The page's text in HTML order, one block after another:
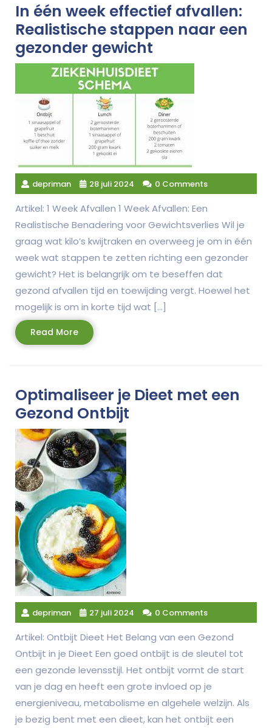
In één week effectief afvallen:
Realistische stappen naar een
gezonder gewicht
depriman 28 juli 2024 0 Comments
Artikel: 1 Week Afvallen 1 Week Afvallen: Een
Realistische Benadering voor Gewichtsverlies Wil je
graag wat kilo’s kwijtraken en overweeg je om in één
week wat stappen te zetten richting een gezonder
gewicht? Het is belangrijk om te beseffen dat
gezond afvallen tijd en toewijding vergt. Hoewel het
mogelijk is om in korte tijd wat […]
Read MoreRead
More
Optimaliseer je Dieet met een
Gezond Ontbijt
depriman 27 juli 2024 0 Comments
Artikel: Ontbijt Dieet Het Belang van een Gezond
Ontbijt in je Dieet Een goed ontbijt is de sleutel tot
een gezonde levensstijl. Het ontbijt vormt de start
van je dag en heeft een grote invloed op je
energieniveau, metabolisme en algehele welzijn. Als
je bezig bent met een dieet, kan het ontbijt een